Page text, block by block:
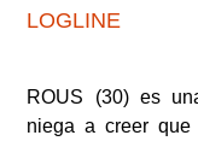
LOGLINE
ROUS (30) es
niega a creer